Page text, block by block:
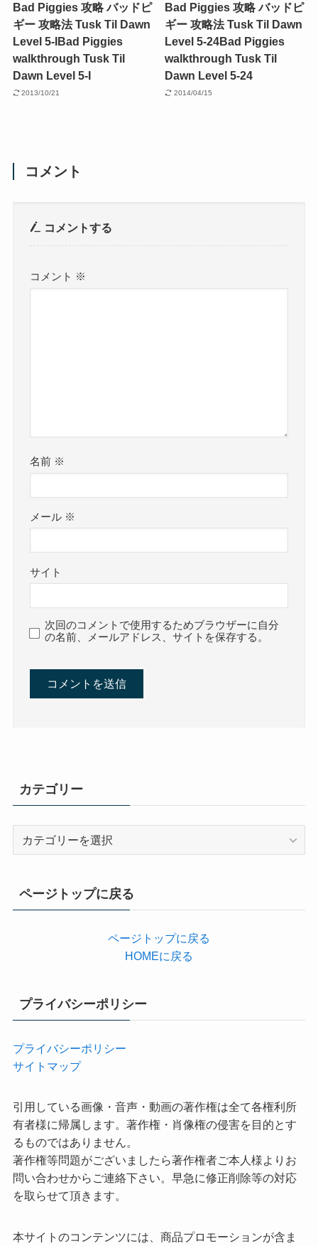
Bad Piggies 攻略 バッドピ
ギー 攻略法 Tusk Til Dawn
Level 5-IBad Piggies
walkthrough Tusk Til
Dawn Level 5-I
2013/10/21
Bad Piggies 攻略 バッドピ
ギー 攻略法 Tusk Til Dawn
Level 5-24Bad Piggies
walkthrough Tusk Til
Dawn Level 5-24
2014/04/15
コメント
コメントする
コメント ※
名前 ※
メール ※
サイト
次回のコメントで使用するためブラウザーに自分
の名前、メールアドレス、サイトを保存する。
カテゴリー
ページトップに戻る
ページトップに戻る
HOMEに戻る
プライバシーポリシー
プライバシーポリシー
サイトマップ
引用している画像・音声・動画の著作権は全て各権利所
有者様に帰属します。著作権・肖像権の侵害を目的とす
るものではありません。
著作権等問題がございましたら著作権者ご本人様よりお
問い合わせからご連絡下さい。早急に修正削除等の対応
を取らせて頂きます。
本サイトのコンテンツには、商品プロモーションが含ま